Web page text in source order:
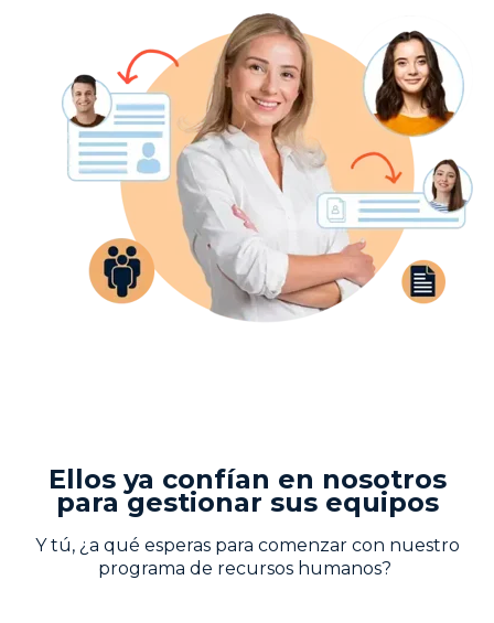
Ellos ya confían en nosotros
para gestionar sus equipos
Y tú, ¿a qué esperas para comenzar con nuestro
programa de recursos humanos?